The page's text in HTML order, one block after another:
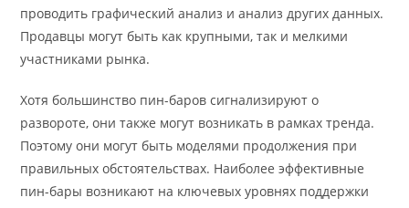
проводить графический анализ и анализ других данных.
Продавцы могут быть как крупными, так и мелкими
участниками рынка.
Хотя большинство пин-баров сигнализируют о
развороте, они также могут возникать в рамках тренда.
Поэтому они могут быть моделями продолжения при
правильных обстоятельствах. Наиболее эффективные
пин-бары возникают на ключевых уровнях поддержки